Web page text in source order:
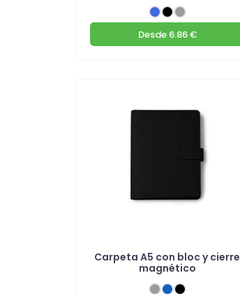
Desde6.86 €
Carpeta A5 con bloc y cierre
magnético